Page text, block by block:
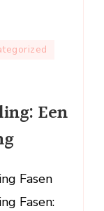
Een
Fasen
Fasen: